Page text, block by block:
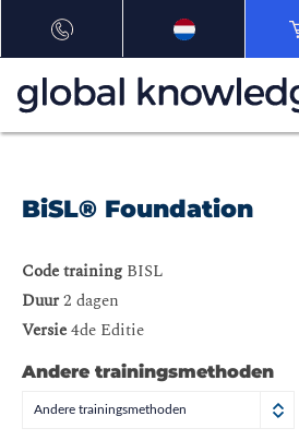
BiSL® Foundation
Code training BISL
Duur2 dagen
Versie4de Editie
Andere trainingsmethoden
Andere trainingsmethoden